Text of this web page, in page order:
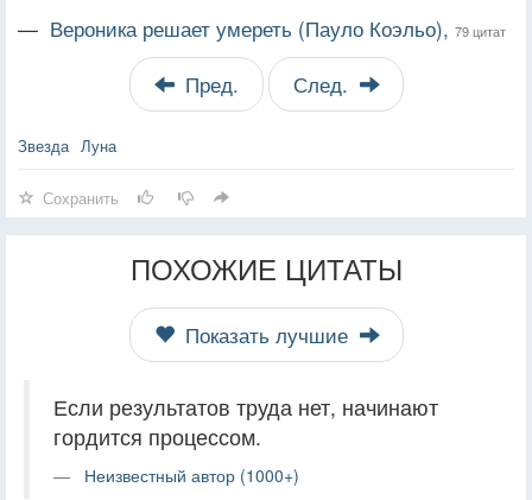
— Вероника решает умереть (Пауло Коэльо), 79 цитат
Пред. След.
Звезда Луна
Сохранить
ПОХОЖИЕ ЦИТАТЫ
Показать лучшие
Если результатов труда нет, начинают
гордится процессом.
Неизвестный автор (1000+)